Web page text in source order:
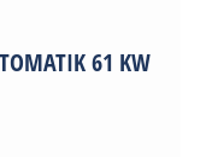
61 KW